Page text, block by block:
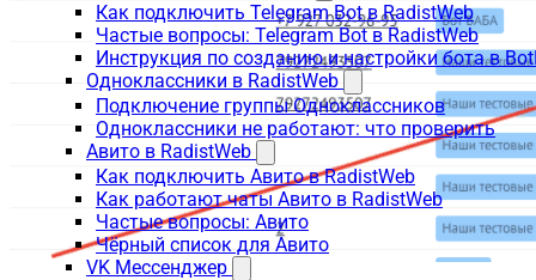
Как подключить Telegram Bot в RadistWeb
Частые вопросы: Telegram Bot в RadistWeb
Инструкция по созданию и настройки бота в
Одноклассники в RadistWeb
Подключение группы Одноклассников
Одноклассники не работают: что проверить
Авито в RadistWeb
Как подключить Авито в RadistWeb
Как работают чаты Авито в RadistWeb
Частые вопросы: Авито
Чёрный список для Авито
VK Мессенджер